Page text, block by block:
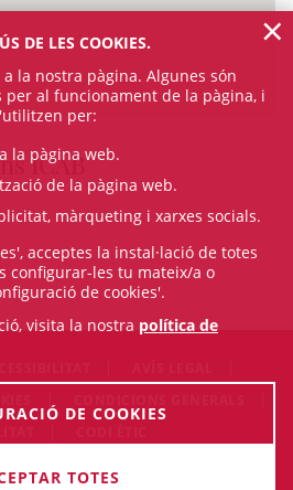
ICAB
2026 Il·lustre Col·legi de l'Advocacia
DE LES COOKIES.
a la nostra pàgina. Algunes són
al funcionament de la pàgina, i
per:
la pàgina web.
de la pàgina web.
màrqueting i xarxes socials.
acceptes la instal·lació de totes
configurar-les tu mateix/a o
de cookies'.
visita la nostra política de
DE COOKIES
TOTES
×